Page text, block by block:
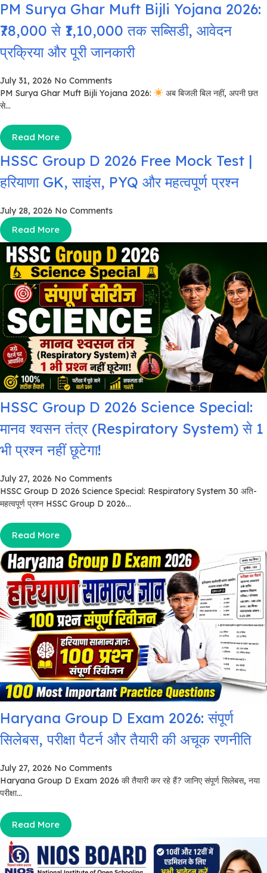
PM Surya Ghar Muft Bijli Yojana 2026:
₹78,000 से ₹1,10,000 तक सब्सिडी, आवेदन
प्रक्रिया और पूरी जानकारी
July 31, 2026 No Comments
PM Surya Ghar Muft Bijli Yojana 2026:
अब बिजली बिल नहीं, अपनी छत
से...
Read More
HSSC Group D 2026 Free Mock Test |
हरियाणा GK, साइंस, PYQ और महत्वपूर्ण प्रश्न
July 28, 2026 No Comments
Read More
HSSC Group D 2026 Science Special:
मानव श्वसन तंत्र (Respiratory System) से 1
भी प्रश्न नहीं छूटेगा!
July 27, 2026 No Comments
HSSC Group D 2026 Science Special: Respiratory System 30 अति-
महत्वपूर्ण प्रश्न HSSC Group D 2026...
Read More
Haryana Group D Exam 2026: संपूर्ण
सिलेबस, परीक्षा पैटर्न और तैयारी की अचूक रणनीति
July 27, 2026 No Comments
Haryana Group D Exam 2026 की तैयारी कर रहे हैं? जानिए संपूर्ण सिलेबस, नया
परीक्षा...
Read More